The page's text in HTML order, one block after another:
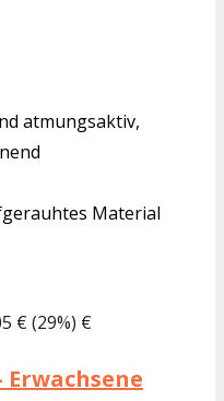
atmungsaktiv,
Material
€ (29%) €
Erwachsene